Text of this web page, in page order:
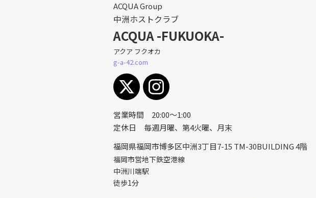
ACQUA Group
中洲ホストクラブ
ACQUA -FUKUOKA-
アクア フクオカ
g-a-42.com
営業時間 20:00〜1:00
定休日 毎週月曜、第4火曜、月末
福岡県福岡市博多区中洲3丁目7-15 TM-30BUILDING 4階
福岡市営地下鉄空港線
中洲川端駅
徒歩1分